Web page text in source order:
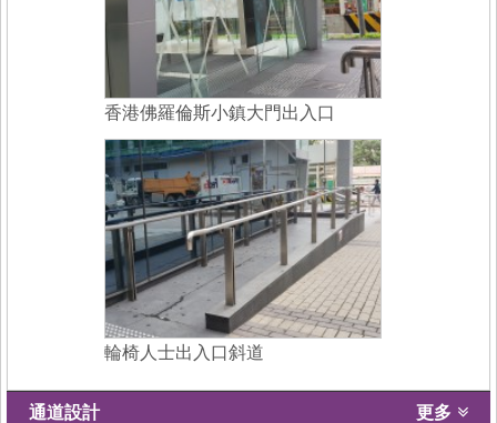
香港佛羅倫斯小鎮大門出入口
輪椅人士出入口斜道
通道設計 更多